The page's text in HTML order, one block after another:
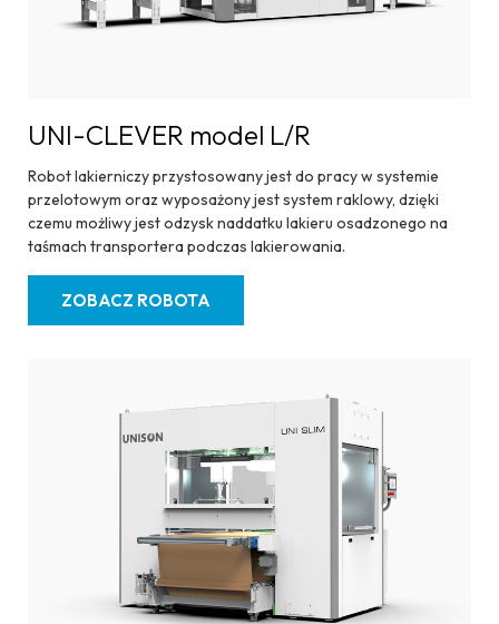
UNI-CLEVER model L/R
Robot lakierniczy przystosowany jest do pracy w systemie
przelotowym oraz wyposażony jest system raklowy, dzięki
czemu możliwy jest odzysk naddatku lakieru osadzonego na
taśmach transportera podczas lakierowania.
ZOBACZ ROBOTA